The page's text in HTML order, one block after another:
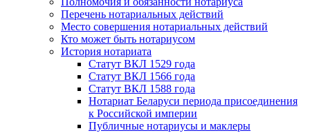
Перечень нотариальных действий
Место совершения нотариальных действий
Кто может быть нотариусом
История нотариата
Статут ВКЛ 1529 года
Статут ВКЛ 1566 года
Статут ВКЛ 1588 года
Нотариат Беларуси периода присоединения
к Российской империи
Публичные нотариусы и маклеры